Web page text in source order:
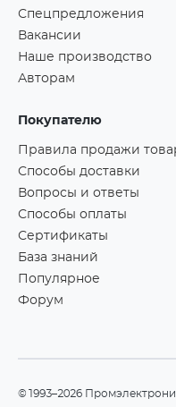
Спецпредложения
Вакансии
Наше производство
Авторам
Покупателю
Правила продажи
Способы доставки
Вопросы и ответы
Способы оплаты
Сертификаты
База знаний
Популярное
Форум
©1993–2026